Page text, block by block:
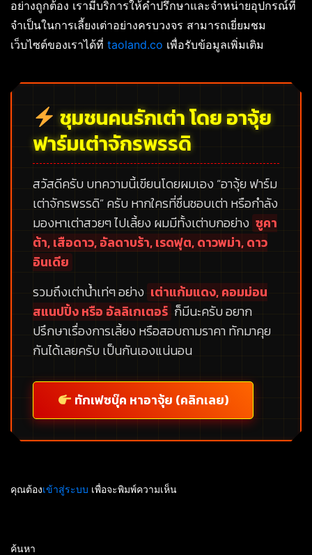
อย่างถูกต้อง เรามีบริการให้คำปรึกษาและจำหน่ายอุปกรณ์ที่
จำเป็นในการเลี้ยงเต่าอย่างครบวงจร สามารถเยี่ยมชม
เว็บไซต์ของเราได้ที่ taoland.co เพื่อรับข้อมูลเพิ่มเติม
ชุมชนคนรักเต่า โดย อาจุ้ย
ฟาร์มเต่าจักรพรรดิ
สวัสดีครับ บทความนี้เขียนโดยผมเอง “อาจุ้ย ฟาร์ม
เต่าจักรพรรดิ”ครับ หากใครที่ชื่นชอบเต่า หรือกำลัง
มองหาเต่าสวยๆ ไปเลี้ยง ผมมีทั้งเต่าบกอย่าง ซูคา
ต้า, เสือดาว, อัลดาบร้า, เรดฟุต, ดาวพม่า, ดาว
อินเดีย
รวมถึงเต่าน้ำเท่ๆ อย่าง เต่าแก้มแดง, คอมม่อน
สแนปปิ้ง หรือ อัลลิเกเตอร์ ก็มีนะครับ อยาก
ปรึกษาเรื่องการเลี้ยง หรือสอบถามราคา ทักมาคุย
กันได้เลยครับ เป็นกันเองแน่นอน
ทักเฟซบุ๊ค หาอาจุ้ย (คลิกเลย)
คุณต้องเข้าสู่ระบบ เพื่อจะพิมพ์ความเห็น
ค้นหา